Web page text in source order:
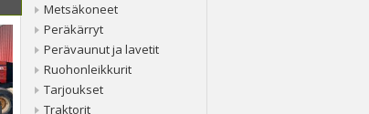
Metsäkoneet
Peräkärryt
Perävaunut ja lavetit
Ruohonleikkurit
Tarjoukset
Traktorit